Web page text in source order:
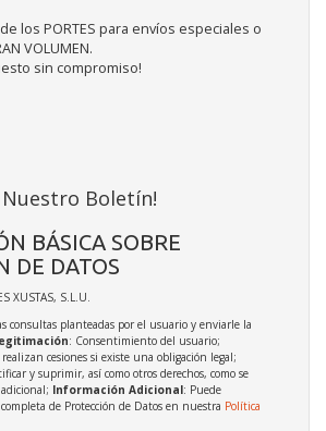
los PORTES para envíos especiales o
VOLUMEN.
sin compromiso!
Nuestro Boletín!
BÁSICA SOBRE
DE DATOS
XUSTAS, S.L.U.
consultas planteadas por el usuario y enviarle la
: Consentimiento del usuario;
realizan cesiones si existe una obligación legal;
y suprimir, así como otros derechos, como se
Información Adicional: Puede
de Protección de Datos en nuestra Política